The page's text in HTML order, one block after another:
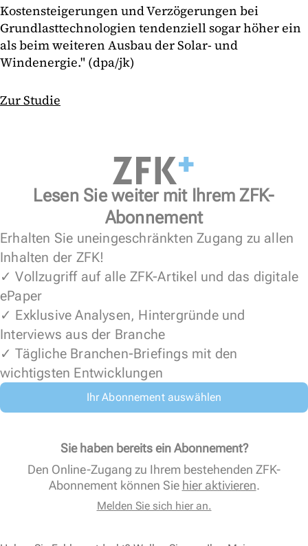
Kostensteigerungen und Verzögerungen bei
Grundlasttechnologien tendenziell sogar höher ein
als beim weiteren Ausbau der Solar- und
Windenergie." (dpa/jk)
Zur Studie
Lesen Sie weiter mit Ihrem ZFK-
Abonnement
Erhalten Sie uneingeschränkten Zugang zu allen
Inhalten der ZFK!
✓ Vollzugriff auf alle ZFK-Artikel und das digitale
ePaper
✓ Exklusive Analysen, Hintergründe und
Interviews aus der Branche
✓ Tägliche Branchen-Briefings mit den
wichtigsten Entwicklungen
Ihr Abonnement auswählen
Sie haben bereits ein Abonnement?
Den Online-Zugang zu Ihrem bestehenden ZFK-
Abonnement können Sie hier aktivieren.
Melden Sie sich hier an.